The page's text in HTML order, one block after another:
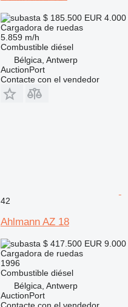
$ 185.500 EUR 4.000
Cargadora de ruedas
5.859 m/h
Combustible diésel
Bélgica, Antwerp
AuctionPort
Contacte con el vendedor
42
Ahlmann AZ 18
$ 417.500 EUR 9.000
Cargadora de ruedas
1996
Combustible diésel
Bélgica, Antwerp
AuctionPort
Contacte con el vendedor